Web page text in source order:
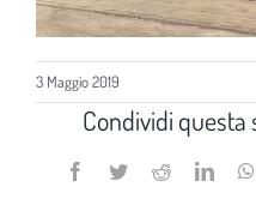
3 Maggio 2019
Condividi questa
Facebook
TwitterReddit